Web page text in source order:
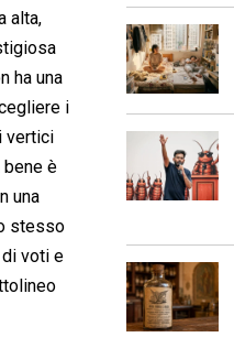
9
0
0
2
0
1
0
alta,
ha una
i
vertici
bene è
una
stesso
di voti e